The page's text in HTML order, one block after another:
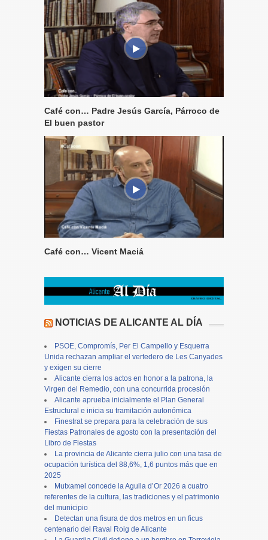
Café con… Padre Jesús García, Párroco de
El buen pastor
Café con… Vicent Maciá
NOTICIAS DE ALICANTE AL DÍA
PSOE, Compromís, Per El Campello y Esquerra
Unida rechazan ampliar el vertedero de Les Canyades
y exigen su cierre
Alicante cierra los actos en honor a la patrona, la
Virgen del Remedio, con una concurrida procesión
Alicante aprueba inicialmente el Plan General
Estructural e inicia su tramitación autonómica
Finestrat se prepara para la celebración de sus
Fiestas Patronales de agosto con la presentación del
Libro de Fiestas
La provincia de Alicante cierra julio con una tasa de
ocupación turística del 88,6%, 1,6 puntos más que en
2025
Mutxamel concede la Agulla d’Or 2026 a cuatro
referentes de la cultura, las tradiciones y el patrimonio
del municipio
Detectan una fisura de dos metros en un ficus
centenario del Raval Roig de Alicante